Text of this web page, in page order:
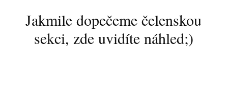
Jakmile dopečeme čelenskou
sekci, zde uvidíte náhled;)